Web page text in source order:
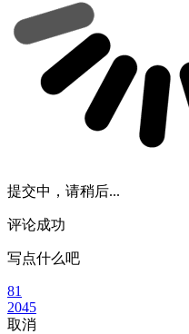
提交中，请稍后...
评论成功
写点什么吧
81
2045
取消